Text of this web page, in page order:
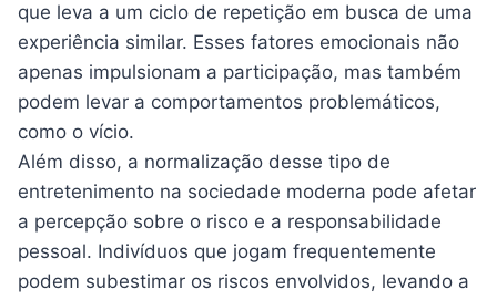
que leva a um ciclo de repetição em busca de uma
experiência similar. Esses fatores emocionais não
apenas impulsionam a participação, mas também
podem levar a comportamentos problemáticos,
como o vício.
Além disso, a normalização desse tipo de
entretenimento na sociedade moderna pode afetar
a percepção sobre o risco e a responsabilidade
pessoal. Indivíduos que jogam frequentemente
podem subestimar os riscos envolvidos, levando a